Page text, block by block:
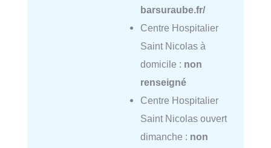
barsuraube.fr/
Centre Hospitalier
Saint Nicolas à
domicile : non
renseigné
Centre Hospitalier
Saint Nicolas ouvert
dimanche : non